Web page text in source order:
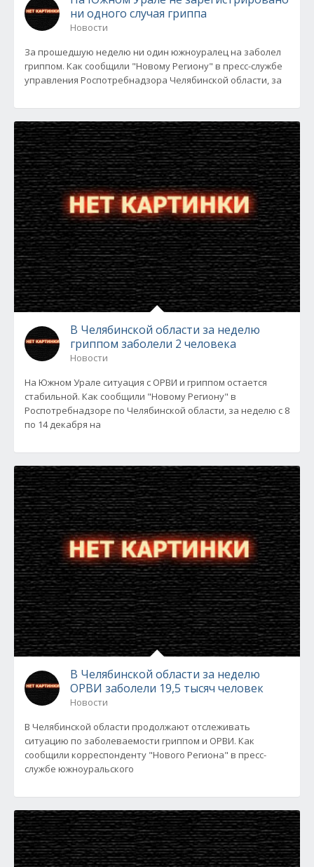
ни одного случая гриппа
Новости
За прошедшую неделю ни один южноуралец на заболел
гриппом. Как сообщили "Новому Региону" в пресс-службе
управления Роспотребнадзора Челябинской области, за
В Челябинской области за неделю
гриппом заболели 2 человека
Новости
На Южном Урале ситуация с ОРВИ и гриппом остается
стабильной. Как сообщили "Новому Региону" в
Роспотребнадзоре по Челябинской области, за неделю с 8
по 14 декабря на
В Челябинской области за неделю
ОРВИ заболели 19,5 тысяч человек
Новости
В Челябинской области продолжают отслеживать
ситуацию по заболеваемости гриппом и ОРВИ. Как
сообщили корреспонденту "Нового Региона" в пресс-
службе южноуральского